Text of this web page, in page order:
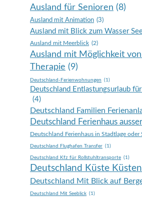
Ausland für Senioren (8)
Ausland mit Animation (3)
Ausland mit Blick zum Wasser
Ausland mit Meerblick (2)
Ausland mit Möglichkeit
Therapie (9)
Deutschland-Ferienwohnungen (1)
Deutschland Entlastungsurlaub
(4)
Deutschland Familien
Deutschland Ferienhaus
Deutschland Ferienhaus in Stadtlage oder
Deutschland Flughafen Transfer (1)
Deutschland Kfz für Rollstuhltransporte (1)
Deutschland Küste
Deutschland Mit Blick auf
Deutschland Mit Seeblick (1)